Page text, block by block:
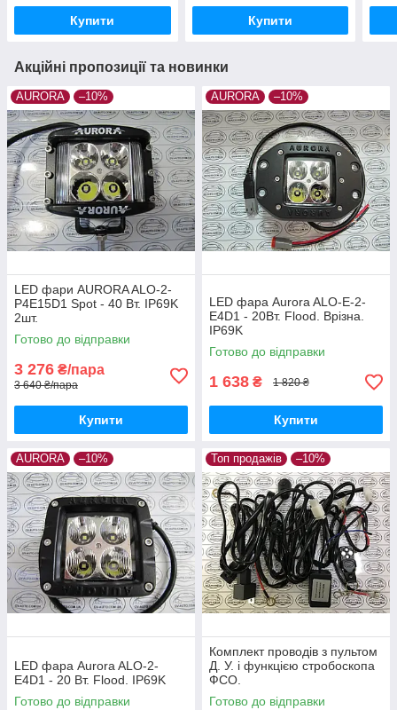
Купити Купити
Акційні пропозиції та новинки
AURORA –10%
LED фари AURORA ALO-2-
P4E15D1 Spot - 40 Вт. IP69K
2шт.
Готово до відправки
3 276 ₴/пара
3 640 ₴/пара
Купити
AURORA –10%
LED фара Aurora ALO-E-2-
E4D1 - 20Вт. Floоd. Врізна.
IP69K
Готово до відправки
1 638 ₴ 1 820 ₴
Купити
AURORA –10%
LED фара Aurora ALO-2-
Е4D1 - 20 Вт. Flood. IP69K
Готово до відправки
Топ продажів –10%
Комплект проводів з пультом
Д. У. і функцією стробоскопа
ФСО.
Готово до відправки